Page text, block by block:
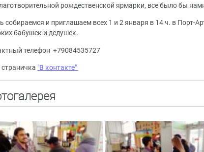
рождественской ярмарки, все было бы
собираемся и приглашаем всех 1 и 2 января в 14 ч. в Порт-
бабушек и дедушек.
телефон +79084535727
"В контакте"